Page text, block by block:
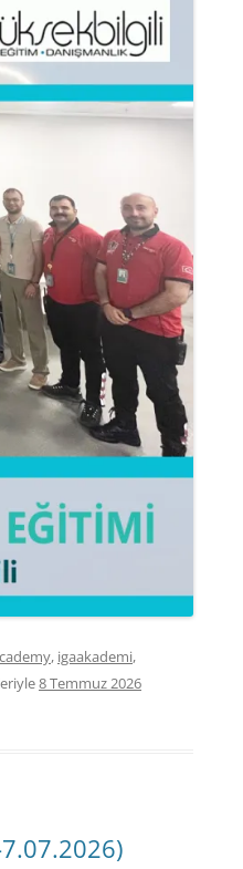
, igaakademi,
8 Temmuz 2026